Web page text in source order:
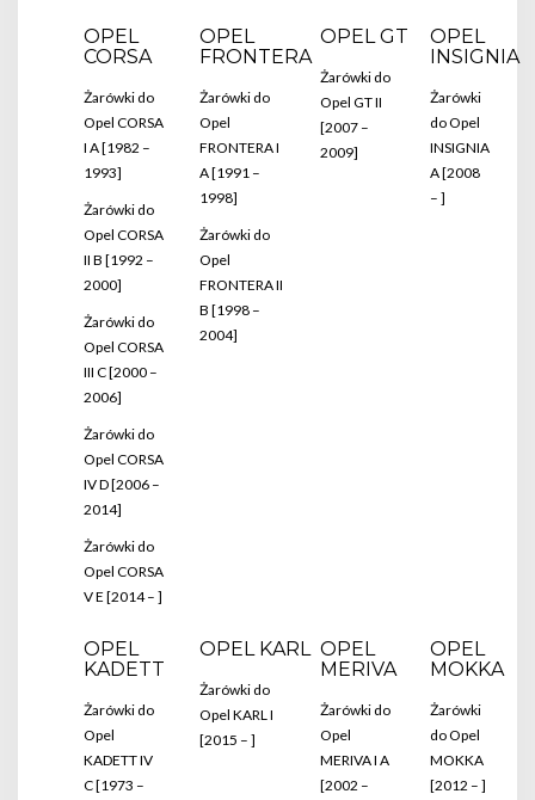
OPEL
CORSA
Żarówki do
Opel CORSA
I A [1982 –
1993]
Żarówki do
Opel CORSA
II B [1992 –
2000]
Żarówki do
Opel CORSA
III C [2000 –
2006]
Żarówki do
Opel CORSA
IV D [2006 –
2014]
Żarówki do
Opel CORSA
V E [2014 – ]
OPEL
FRONTERA
Żarówki do
Opel
FRONTERA I
A [1991 –
1998]
Żarówki do
Opel
FRONTERA II
B [1998 –
2004]
OPEL GT
Żarówki do
Opel GT II
[2007 –
2009]
OPEL
INSIGNIA
Żarówki
do Opel
INSIGNIA
A [2008
– ]
OPEL
KADETT
Żarówki do
Opel
KADETT IV
C [1973 –
OPEL KARL
Żarówki do
Opel KARL I
[2015 – ]
OPEL
MERIVA
Żarówki do
Opel
MERIVA I A
[2002 –
OPEL
MOKKA
Żarówki
do Opel
MOKKA
[2012 – ]